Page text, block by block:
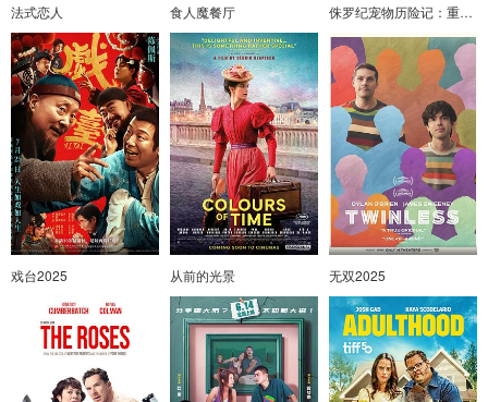
法式恋人 食人魔餐厅 侏罗纪宠物历险记：重返野外
戏台2025 从前的光景 无双2025